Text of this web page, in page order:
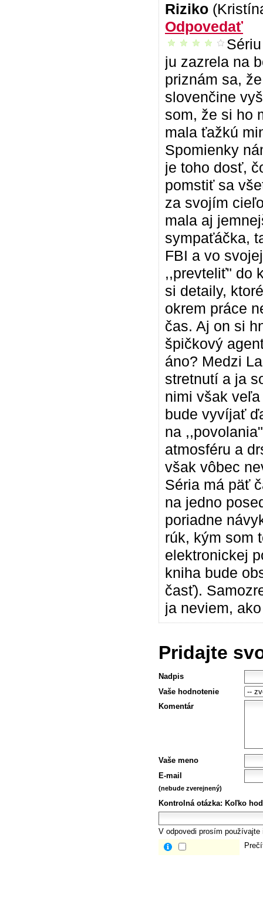
Riziko
Odpovedať
príjemné čítanie
ju zazrela na
priznám sa,
slovenčine
som, že si ho
mala ťažkú
Spomienky
je toho dosť,
pomstiť sa
za svojím
mala aj
sympaťáčka,
FBI a vo
,,prevteliť" do
si detaily,
okrem práce
čas. Aj on si
špičkový
áno? Medzi
stretnutí a ja
nimi však
bude vyvíjať
na
atmosféru a
však vôbec
Séria má päť
na jedno
poriadne
rúk, kým som
elektronickej
kniha bude
časť).
ja neviem,
Pridajte
Nadpis
Vaše hodnotenie
Komentár
Vaše meno
E-mail
(nebude zverejnený)
Kontrolná otázka: Koľko
V odpovedi prosím